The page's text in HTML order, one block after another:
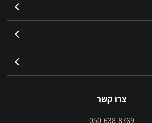
צרו קשר
050-638-8769